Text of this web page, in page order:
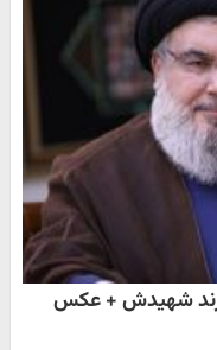
شهیدش + عکس